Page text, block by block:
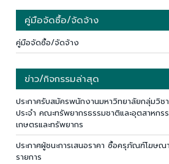
คู่มือจัดซื้อ/จัดจ้าง
คู่มือจัดซื้อ/จัดจ้าง
ข่าว/กิจกรรมล่าสุด
ประกาศรับสมัครพนักงานมหาวิทยาลัยกลุ่มวิช
ประจำ คณะทรัพยากรธรรมชาติและอุตสาหก
เกษตรและทรัพยากร
ประกาศผู้ชนะการเสนอราคา ซื้อครุภัณฑ์โฆษณ
รายการ